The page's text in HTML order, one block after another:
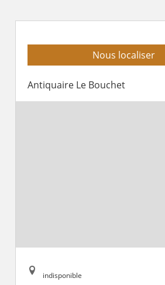
Nous localiser
Antiquaire Le Bouchet
indisponible